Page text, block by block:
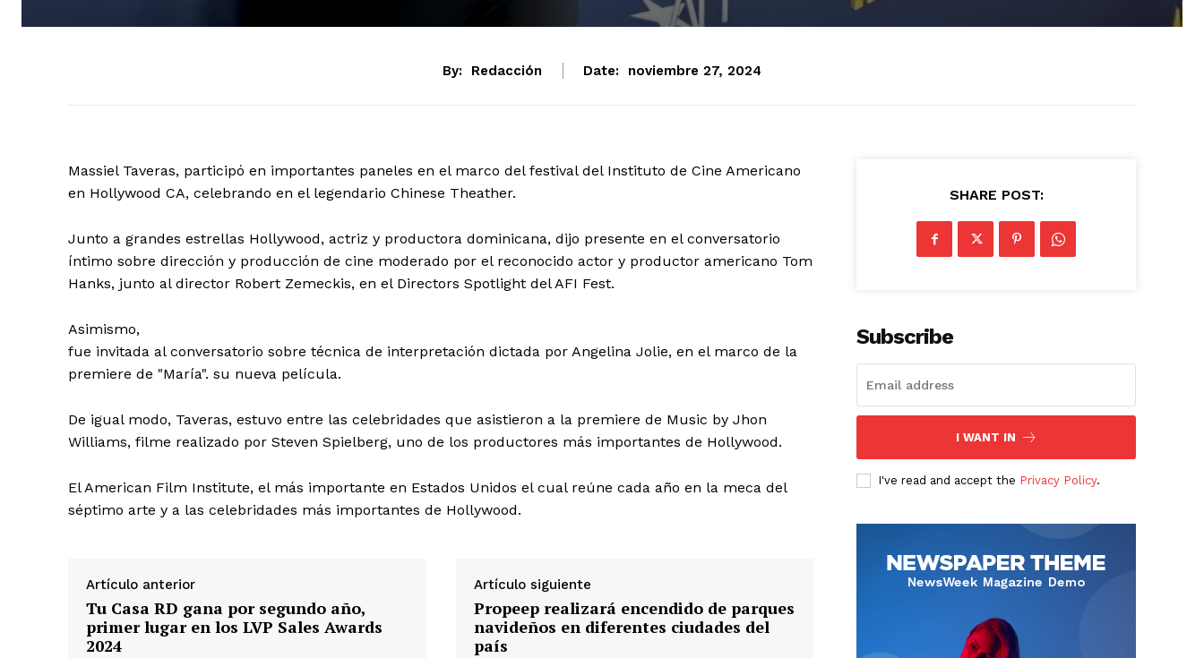
Albert Pujols
By: Redacción Date: noviembre 27, 2024
Massiel Taveras, participó en importantes paneles en el marco del festival del Instituto de Cine Americano
en Hollywood CA, celebrando en el legendario Chinese Theather.
Junto a grandes estrellas Hollywood, actriz y productora dominicana, dijo presente en el conversatorio
íntimo sobre dirección y producción de cine moderado por el reconocido actor y productor americano Tom
Hanks, junto al director Robert Zemeckis, en el Directors Spotlight del AFI Fest.
Asimismo,
fue invitada al conversatorio sobre técnica de interpretación dictada por Angelina Jolie, en el marco de la
premiere de "María". su nueva película.
De igual modo, Taveras, estuvo entre las celebridades que asistieron a la premiere de Music by Jhon
Williams, filme realizado por Steven Spielberg, uno de los productores más importantes de Hollywood.
El American Film Institute, el más importante en Estados Unidos el cual reúne cada año en la meca del
séptimo arte y a las celebridades más importantes de Hollywood.
Artículo anterior
Tu Casa RD gana por segundo año,
primer lugar en los LVP Sales Awards
2024
Artículo siguiente
Propeep realizará encendido de parques
navideños en diferentes ciudades del
país
SHARE POST:
Subscribe
I WANT IN
I've read and accept the Privacy Policy.